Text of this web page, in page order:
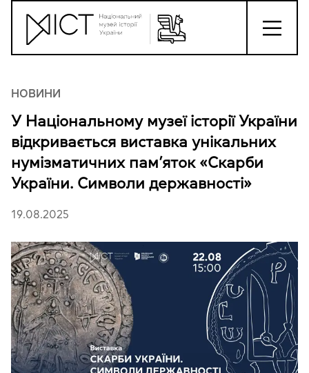
НОВИНИ
У Національному музеї історії України
відкривається виставка унікальних
нумізматичних пам’яток «Скарби
України. Символи державності»
19.08.2025